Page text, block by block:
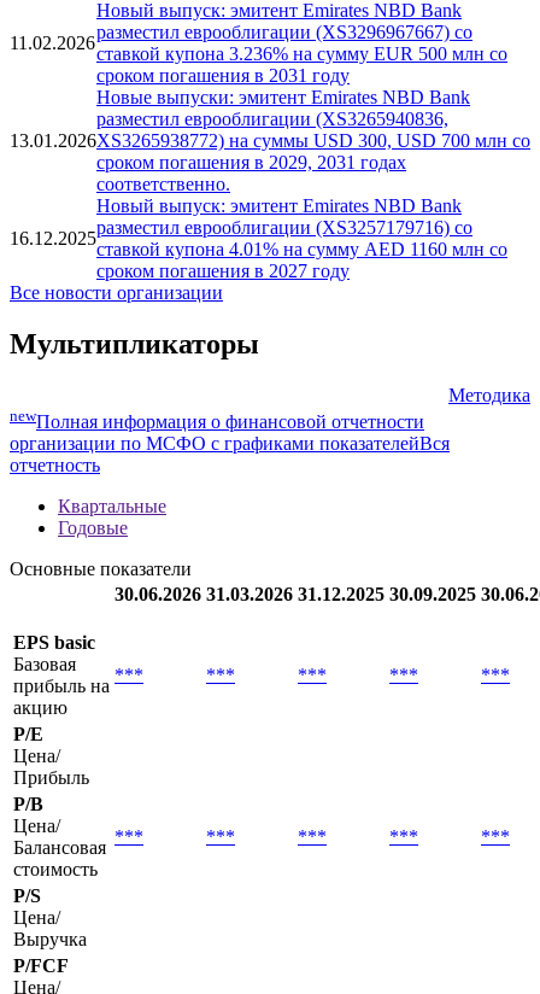
11.02.2026
Новый выпуск: эмитент Emirates NBD Bank
разместил еврооблигации (XS3296967667) со
ставкой купона 3.236% на сумму EUR 500 млн со
сроком погашения в 2031 году
13.01.2026
Новые выпуски: эмитент Emirates NBD Bank
разместил еврооблигации (XS3265940836,
XS3265938772) на суммы USD 300, USD 700 млн со
сроком погашения в 2029, 2031 годах
соответственно.
16.12.2025
Новый выпуск: эмитент Emirates NBD Bank
разместил еврооблигации (XS3257179716) со
ставкой купона 4.01% на сумму AED 1160 млн со
сроком погашения в 2027 году
Все новости организации
Мультипликаторы
Методика
newПолная информация о финансовой отчетности
организации по МСФО с графиками показателейВся
отчетность
Квартальные
Годовые
Основные показатели
30.06.2026 31.03.2026 31.12.2025 30.09.2025
EPS basic
Базовая
прибыль на
акцию
*** *** *** *** ***
P/E
Цена/
Прибыль
P/B
Цена/
Балансовая
стоимость
*** *** *** *** ***
P/S
Цена/
Выручка
P/FCF
Цена/